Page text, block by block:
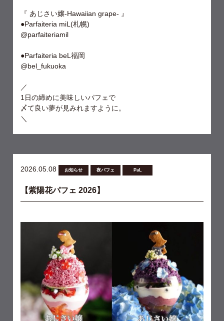
『 あじさい嬢-Hawaiian grape- 』
●Parfaiteria miL(札幌)
@parfaiteriamil
●Parfaiteria beL福岡
@bel_fukuoka
／
1日の締めに美味しいパフェで
〆て良い夢が見みれますように。
＼
2026.05.08 お知らせ 夜パフェ PaL
【紫陽花パフェ 2026】